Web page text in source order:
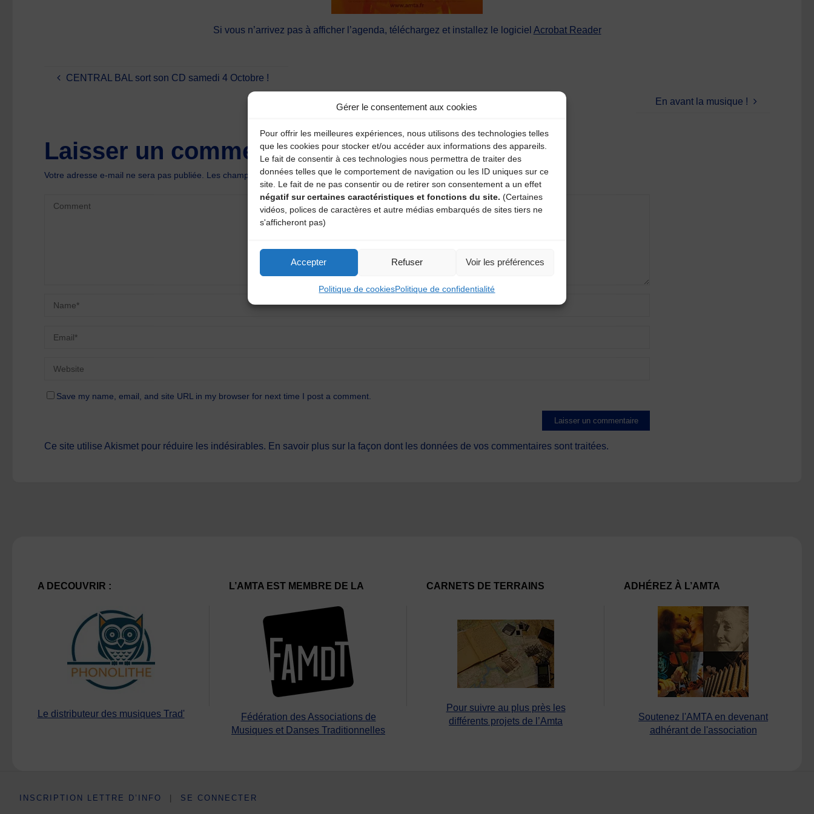
Gérer le consentement aux cookies
Pour offrir les meilleures expériences, nous utilisons des technologies telles
que les cookies pour stocker et/ou accéder aux informations des appareils.
Le fait de consentir à ces technologies nous permettra de traiter des
données telles que le comportement de navigation ou les ID uniques sur ce
site. Le fait de ne pas consentir ou de retirer son consentement a un effet
négatif sur certaines caractéristiques et fonctions du site. (Certaines
vidéos, polices de caractères et autre médias embarqués de sites tiers ne
s'afficheront pas)
Accepter Refuser Voir les préférences
Politique de cookiesPolitique de confidentialité
Si vous n’arrivez pas à afficher l’agenda, téléchargez et installez le logiciel Acrobat Reader
CENTRAL BAL sort son CD samedi 4 Octobre !
En avant la musique !
Laisser un commentaire
Votre adresse e-mail ne sera pas publiée. Les champs obligatoires sont indiqués avec*
Save my name, email, and site URL in my browser for next time I post a comment.
Ce site utilise Akismet pour réduire les indésirables. En savoir plus sur la façon dont les données de vos commentaires sont traitées.
A DECOUVRIR :
Le distributeur des musiques Trad'
L’AMTA EST MEMBRE DE LA
Fédération des Associations de
Musiques et Danses Traditionnelles
CARNETS DE TERRAINS
Pour suivre au plus près les
différents projets de l’Amta
ADHÉREZ À L’AMTA
Soutenez l'AMTA en devenant
adhérant de l'association
INSCRIPTION LETTRE D’INFO | SE CONNECTER